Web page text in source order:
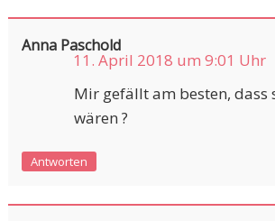
Anna Paschold
11. April 2018 um 9:01 Uhr
Mir gefällt am besten, dass
wären ?
Antworten